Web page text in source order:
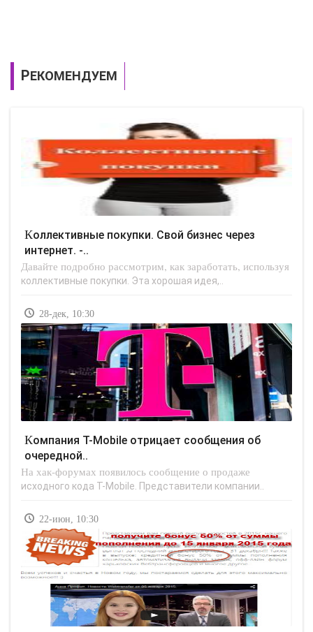
РЕКОМЕНДУЕМ
Коллективные покупки. Свой бизнес через
интернет. -..
Давайте подробно рассмотрим, как заработать, используя
коллективные покупки. Эта хорошая идея,..
28-дек, 10:30
Компания T-Mobile отрицает сообщения об
очередной..
На хак-форумах появилось сообщение о продаже
исходного кода T-Mobile. Представители компании..
22-июн, 10:30